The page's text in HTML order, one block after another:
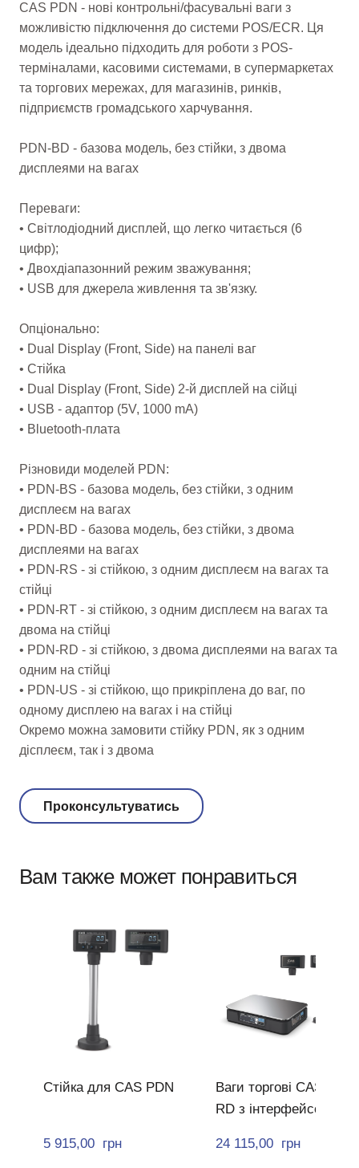
CAS PDN - нові контрольні/фасувальні ваги з
можливістю підключення до системи POS/ECR. Ця
модель ідеально підходить для роботи з POS-
терміналами, касовими системами, в супермаркетах
та торгових мережах, для магазинів, ринків,
підприємств громадського харчування.
PDN-BD - базова модель, без стійки, з двома
дисплеями на вагах
Переваги:
• Світлодіодний дисплей, що легко читається (6
цифр);
• Двохдіапазонний режим зважування;
• USB для джерела живлення та зв'язку.
Опціонально:
• Dual Display (Front, Side) на панелі ваг
• Стійка
• Dual Display (Front, Side) 2-й дисплей на сійці
• USB - адаптор (5V, 1000 mA)
• Bluetooth-плата
Різновиди моделей PDN:
• PDN-BS - базова модель, без стійки, з одним
дисплеєм на вагах
• PDN-BD - базова модель, без стійки, з двома
дисплеями на вагах
• PDN-RS - зі стійкою, з одним дисплеєм на вагах та
стійці
• PDN-RT - зі стійкою, з одним дисплеєм на вагах та
двома на стійці
• PDN-RD - зі стійкою, з двома дисплеями на вагах та
одним на стійці
• PDN-US - зі стійкою, що прикріплена до ваг, по
одному дисплею на вагах і на стійці
Окремо можна замовити стійку PDN, як з одним
дісплеєм, так і з двома
Проконсультуватись
Вам также может понравиться
Стійка для CAS PDN
5 915,00  грн
Ваги торгові CAS PDN-
RD з інтерфейсом
24 115,00  грн